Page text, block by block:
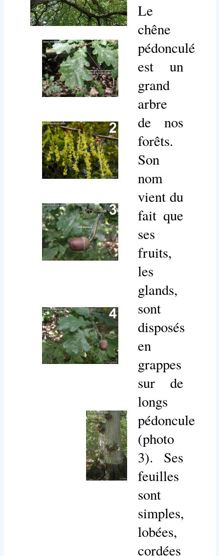
Le
chêne
pédonculé
est un
grand
arbre
de nos
forêts.
Son
nom
vient du
fait que
ses
fruits,
les
glands,
sont
disposés
en
grappes
sur de
longs
pédoncules
(photo
3). Ses
feuilles
sont
simples,
lobées,
cordées